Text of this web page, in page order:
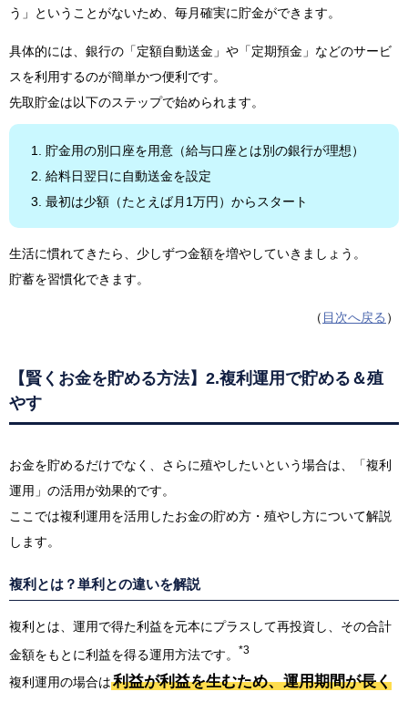
う」ということがないため、毎月確実に貯金ができます。
具体的には、銀行の「定額自動送金」や「定期預金」などのサービ
スを利用するのが簡単かつ便利です。
先取貯金は以下のステップで始められます。
貯金用の別口座を用意（給与口座とは別の銀行が理想）
給料日翌日に自動送金を設定
最初は少額（たとえば月1万円）からスタート
生活に慣れてきたら、少しずつ金額を増やしていきましょう。
貯蓄を習慣化できます。
（ 目次へ戻る ）
【賢くお金を貯める方法】2.複利運用で貯める＆殖
やす
お金を貯めるだけでなく、さらに殖やしたいという場合は、「複利
運用」の活用が効果的です。
ここでは複利運用を活用したお金の貯め方・殖やし方について解説
します。
複利とは？単利との違いを解説
複利とは、運用で得た利益を元本にプラスして再投資し、その合計
金額をもとに利益を得る運用方法です。
*3
複利運用の場合は利益が利益を生むため、運用期間が長く